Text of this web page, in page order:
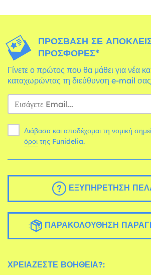
ΠΡΌΣΒΑΣΗ ΣΕ
ΠΡΟΣΦΟΡΈΣ*
Γίνετε ο πρώτος που θα μάθει για νέα
καταχωρώντας τη διεύθυνση e-mail
Διάβασα και αποδέχομαι τη νομική
όροι της Funidelia.
ΕΞΥΠΗΡΈΤΗΣΗ
ΠΑΡΑΚΟΛΟΎΘΗΣΗ
ΧΡΕΙΆΖΕΣΤΕ ΒΟΉΘΕΙΑ?: